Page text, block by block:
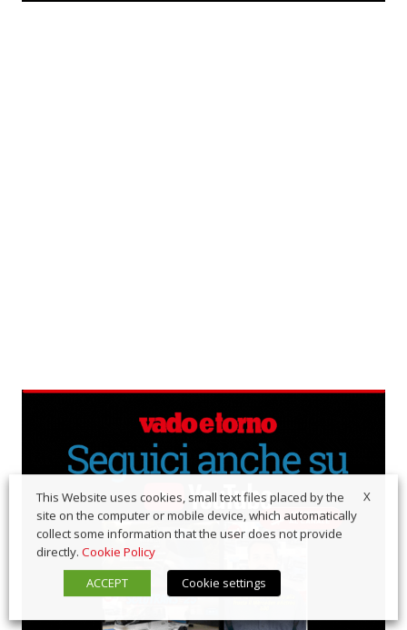
X
This Website uses cookies, small text files placed by the
site on the computer or mobile device, which automatically
collect some information that the user does not provide
directly. Cookie Policy
ACCEPT
Cookie settings